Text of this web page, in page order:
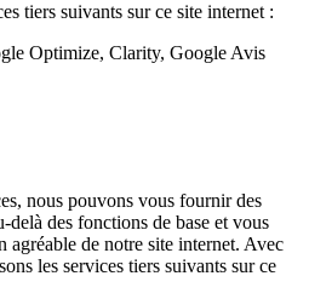
tiers suivants sur ce site internet :
Optimize, Clarity, Google Avis
nous pouvons vous fournir des
des fonctions de base et vous
agréable de notre site internet. Avec
les services tiers suivants sur ce